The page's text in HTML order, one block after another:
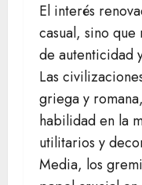
El interés
casual, sino
de autenticidad
Las
griega y
habilidad en la
utilitarios y
Media, los